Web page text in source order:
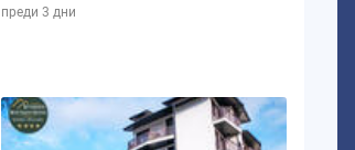
преди 3 дни